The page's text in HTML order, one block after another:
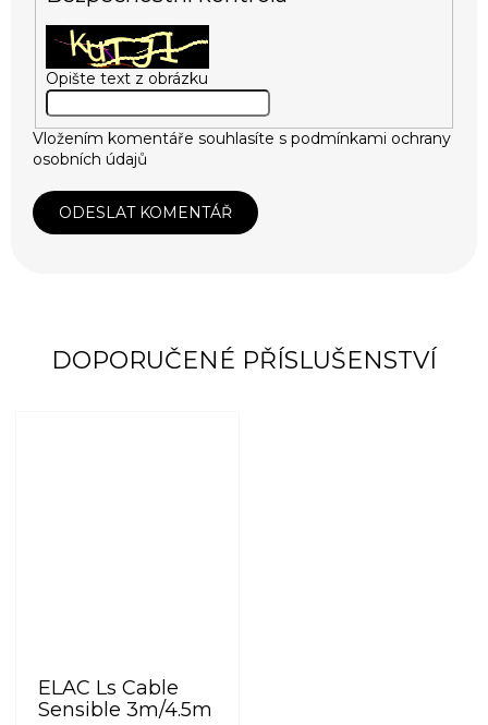
DOPORUČENÉ PŘÍSLUŠENSTVÍ
ELAC Ls Cable
Sensible 3m/4.5m
Opište text z obrázku
Vložením komentáře souhlasíte s podmínkami ochrany
osobních údajů
ODESLAT KOMENTÁŘ